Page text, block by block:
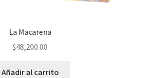
La Macarena
$48,200.00
Añadir al carrito